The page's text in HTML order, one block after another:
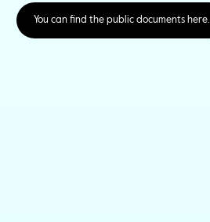
You can find the public documents here.